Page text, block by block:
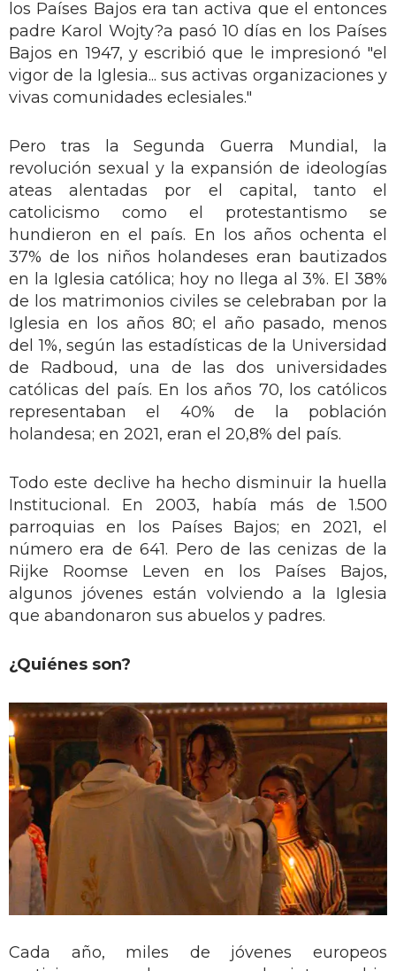
los Países Bajos era tan activa que el entonces
padre Karol Wojty?a pasó 10 días en los Países
Bajos en 1947, y escribió que le impresionó "el
vigor de la Iglesia... sus activas organizaciones y
vivas comunidades eclesiales."
Pero tras la Segunda Guerra Mundial, la
revolución sexual y la expansión de ideologías
ateas alentadas por el capital, tanto el
catolicismo como el protestantismo se
hundieron en el país. En los años ochenta el
37% de los niños holandeses eran bautizados
en la Iglesia católica; hoy no llega al 3%. El 38%
de los matrimonios civiles se celebraban por la
Iglesia en los años 80; el año pasado, menos
del 1%, según las estadísticas de la Universidad
de Radboud, una de las dos universidades
católicas del país. En los años 70, los católicos
representaban el 40% de la población
holandesa; en 2021, eran el 20,8% del país.
Todo este declive ha hecho disminuir la huella
Institucional. En 2003, había más de 1.500
parroquias en los Países Bajos; en 2021, el
número era de 641. Pero de las cenizas de la
Rijke Roomse Leven en los Países Bajos,
algunos jóvenes están volviendo a la Iglesia
que abandonaron sus abuelos y padres.
¿Quiénes son?
Cada año, miles de jóvenes europeos